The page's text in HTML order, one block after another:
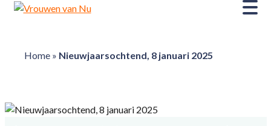
Home» Nieuwjaarsochtend, 8 januari 2025